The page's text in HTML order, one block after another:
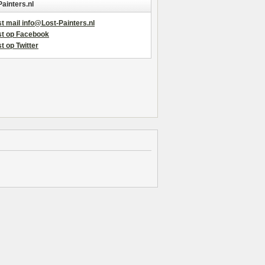
mail info@Lost-Painters.nl
op Facebook
op Twitter